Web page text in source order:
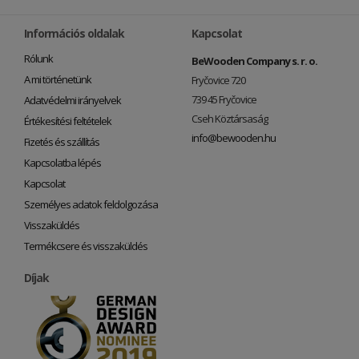
Információs oldalak
Rólunk
A mi történetünk
Adatvédelmi irányelvek
Értékesítési feltételek
Fizetés és szállítás
Kapcsolatba lépés
Kapcsolat
Személyes adatok feldolgozása
Visszaküldés
Termékcsere és visszaküldés
Kapcsolat
BeWooden Company s. r. o.
Fryčovice 720
739 45 Fryčovice
Cseh Köztársaság
info@bewooden.hu
Díjak